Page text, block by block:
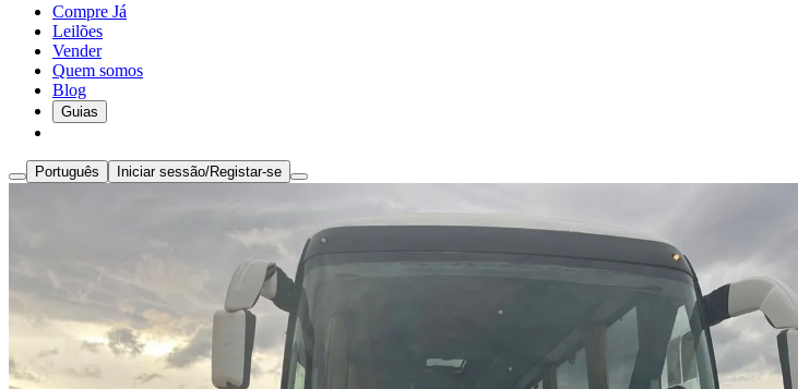
Compre Já
Leilões
Vender
Quem somos
Blog
Guias
Português Iniciar sessão/Registar-se